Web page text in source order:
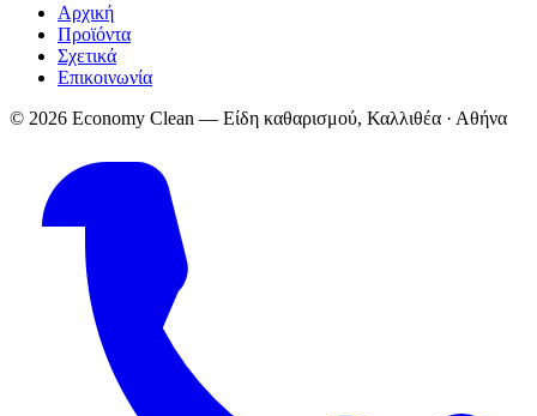
Αρχική
Προϊόντα
Σχετικά
Επικοινωνία
© 2026 Economy Clean — Είδη καθαρισμού, Καλλιθέα · Αθήνα